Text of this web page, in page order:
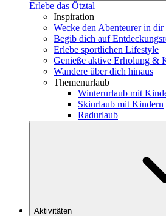
Erlebe das Ötztal
Inspiration
Wecke den Abenteurer in dir
Begib dich auf
Erlebe sportlichen Lifestyle
Genieße aktive Erholung &
Wandere über dich hinaus
Themenurlaub
Winterurlaub mit
Skiurlaub mit Kindern
Radurlaub
Aktivitäten